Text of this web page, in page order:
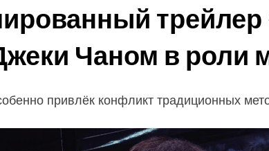
Чаном в роли
привлёк конфликт традиционных